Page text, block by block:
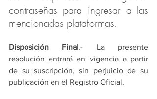
contraseñas para ingresar a las
mencionadas plataformas.
Disposición Final.- La presente
resolución entrará en vigencia a partir
de su suscripción, sin perjuicio de su
publicación en el Registro Oficial.